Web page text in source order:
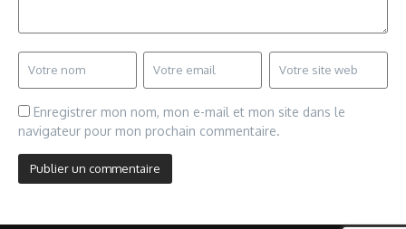
Enregistrer mon nom, mon e-mail et mon site dans le
navigateur pour mon prochain commentaire.